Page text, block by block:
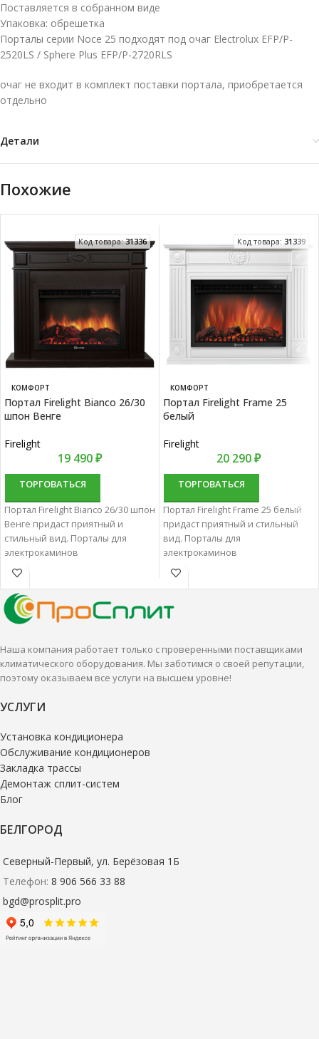
Поставляется в собранном виде
Упаковка: обрешетка
Порталы серии Noce 25 подходят под очаг Electrolux EFP/P-
2520LS / Sphere Plus EFP/P-2720RLS
очаг не входит в комплект поставки портала, приобретается
отдельно
Детали
Похожие
Код товара:31336
КОМФОРТ
Портал Firelight Bianco 26/30
шпон Венге
Firelight
19 490₽
ТОРГОВАТЬСЯ
Портал Firelight Bianco 26/30 шпон
Венге придаст приятный и
стильный вид. Порталы для
электрокаминов
характеризуются отменным
качеством и надежностью.
Код товара: 31339
КОМФОРТ
Портал Firelight Frame 25
белый
Firelight
20 290₽
ТОРГОВАТЬСЯ
Портал Firelight Frame 25 белый
придаст приятный и стильный
вид. Порталы для
электрокаминов
характеризуются отменным
качеством и надежностью.
Наша компания работает только с проверенными поставщиками
климатического оборудования. Мы заботимся о своей репутации,
поэтому оказываем все услуги на высшем уровне!
УСЛУГИ
Установка кондиционера
Обслуживание кондиционеров
Закладка трассы
Демонтаж сплит-систем
Блог
БЕЛГОРОД
Северный-Первый, ул. Берёзовая 1Б
Телефон: 8 906 566 33 88
bgd@prosplit.pro